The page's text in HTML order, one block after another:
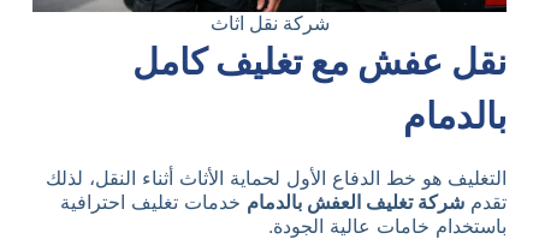
شركة نقل اثاث
نقل عفش مع تغليف كامل
بالدمام
التغليف هو خط الدفاع الأول لحماية الأثاث أثناء النقل، لذلك
تقدم شركة تغليف العفش بالدمام خدمات تغليف احترافية
باستخدام خامات عالية الجودة.